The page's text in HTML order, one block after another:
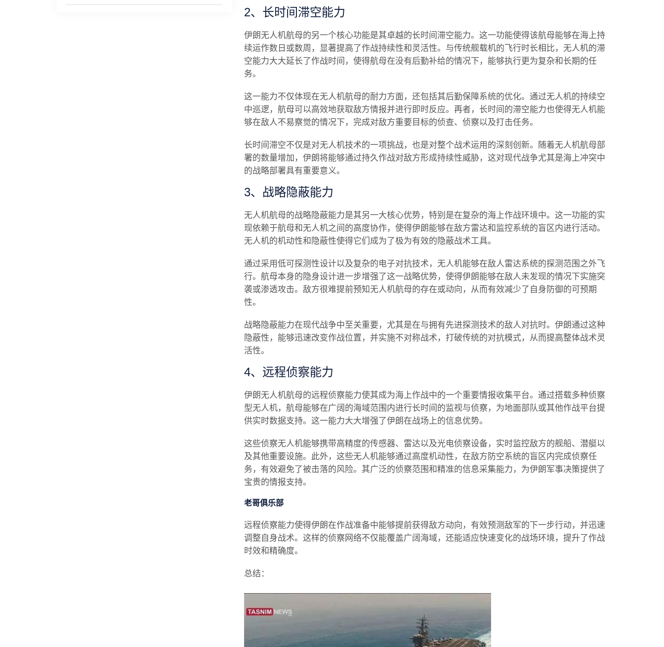
2、长时间滞空能力
伊朗无人机航母的另一个核心功能是其卓越的长时间滞空能力。这一功能使得该航母能够在海上持
续运作数日或数周，显著提高了作战持续性和灵活性。与传统舰载机的飞行时长相比，无人机的滞
空能力大大延长了作战时间，使得航母在没有后勤补给的情况下，能够执行更为复杂和长期的任
务。
这一能力不仅体现在无人机航母的耐力方面，还包括其后勤保障系统的优化。通过无人机的持续空
中巡逻，航母可以高效地获取敌方情报并进行即时反应。再者，长时间的滞空能力也使得无人机能
够在敌人不易察觉的情况下，完成对敌方重要目标的侦查、侦察以及打击任务。
长时间滞空不仅是对无人机技术的一项挑战，也是对整个战术运用的深刻创新。随着无人机航母部
署的数量增加，伊朗将能够通过持久作战对敌方形成持续性威胁，这对现代战争尤其是海上冲突中
的战略部署具有重要意义。
3、战略隐蔽能力
无人机航母的战略隐蔽能力是其另一大核心优势，特别是在复杂的海上作战环境中。这一功能的实
现依赖于航母和无人机之间的高度协作，使得伊朗能够在敌方雷达和监控系统的盲区内进行活动。
无人机的机动性和隐蔽性使得它们成为了极为有效的隐蔽战术工具。
通过采用低可探测性设计以及复杂的电子对抗技术，无人机能够在敌人雷达系统的探测范围之外飞
行。航母本身的隐身设计进一步增强了这一战略优势，使得伊朗能够在敌人未发现的情况下实施突
袭或渗透攻击。敌方很难提前预知无人机航母的存在或动向，从而有效减少了自身防御的可预期
性。
战略隐蔽能力在现代战争中至关重要，尤其是在与拥有先进探测技术的敌人对抗时。伊朗通过这种
隐蔽性，能够迅速改变作战位置，并实施不对称战术，打破传统的对抗模式，从而提高整体战术灵
活性。
4、远程侦察能力
伊朗无人机航母的远程侦察能力使其成为海上作战中的一个重要情报收集平台。通过搭载多种侦察
型无人机，航母能够在广阔的海域范围内进行长时间的监视与侦察，为地面部队或其他作战平台提
供实时数据支持。这一能力大大增强了伊朗在战场上的信息优势。
这些侦察无人机能够携带高精度的传感器、雷达以及光电侦察设备，实时监控敌方的舰船、潜艇以
及其他重要设施。此外，这些无人机能够通过高度机动性，在敌方防空系统的盲区内完成侦察任
务，有效避免了被击落的风险。其广泛的侦察范围和精准的信息采集能力，为伊朗军事决策提供了
宝贵的情报支持。
老哥俱乐部
远程侦察能力使得伊朗在作战准备中能够提前获得敌方动向，有效预测敌军的下一步行动，并迅速
调整自身战术。这样的侦察网络不仅能覆盖广阔海域，还能适应快速变化的战场环境，提升了作战
时效和精确度。
总结：